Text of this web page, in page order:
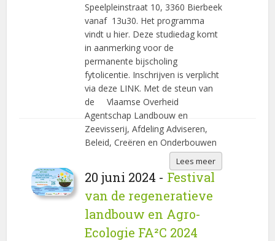
Speelpleinstraat 10, 3360 Bierbeek
vanaf 13u30. Het programma
vindt u hier. Deze studiedag komt
in aanmerking voor de
permanente bijscholing
fytolicentie. Inschrijven is verplicht
via deze LINK. Met de steun van
de Vlaamse Overheid
Agentschap Landbouw en
Zeevisserij, Afdeling Adviseren,
Beleid, Creëren en Onderbouwen
Lees meer
20 juni 2024 - Festival
van de regeneratieve
landbouw en Agro-
Ecologie FA²C 2024